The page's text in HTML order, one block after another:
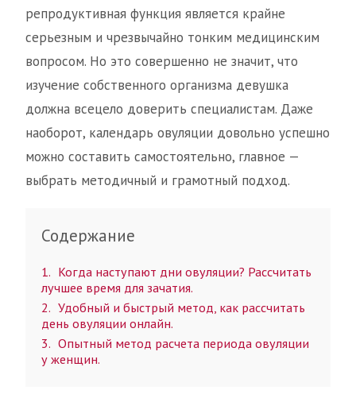
репродуктивная функция является крайне
серьезным и чрезвычайно тонким медицинским
вопросом. Но это совершенно не значит, что
изучение собственного организма девушка
должна всецело доверить специалистам. Даже
наоборот, календарь овуляции довольно успешно
можно составить самостоятельно, главное —
выбрать методичный и грамотный подход.
Содержание
1
Когда наступают дни овуляции? Рассчитать
лучшее время для зачатия.
2
Удобный и быстрый метод, как рассчитать
день овуляции онлайн.
3
Опытный метод расчета периода овуляции
у женщин.